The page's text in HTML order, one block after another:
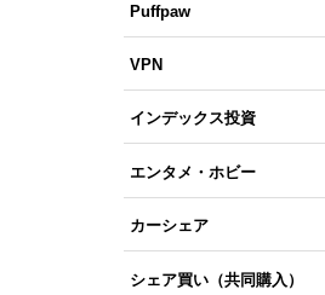
Puffpaw
VPN
インデックス投資
エンタメ・ホビー
カーシェア
シェア買い（共同購入）